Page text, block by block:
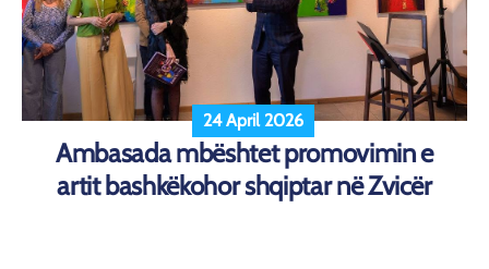
24 April 2026
Ambasada mbështet promovimin e
artit bashkëkohor shqiptar në Zvicër